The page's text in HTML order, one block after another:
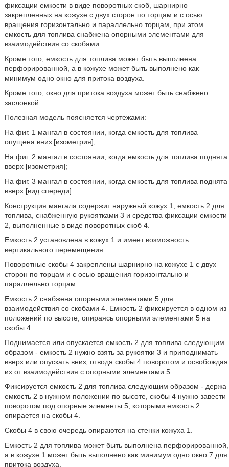
фиксации емкости в виде поворотных скоб, шарнирно
закрепленных на кожухе с двух сторон по торцам и с осью
вращения горизонтально и параллельно торцам, при этом
емкость для топлива снабжена опорными элементами для
взаимодействия со скобами.
Кроме того, емкость для топлива может быть выполнена
перфорированной, а в кожухе может быть выполнено как
минимум одно окно для притока воздуха.
Кроме того, окно для притока воздуха может быть снабжено
заслонкой.
Полезная модель поясняется чертежами:
На фиг. 1 мангал в состоянии, когда емкость для топлива
опущена вниз [изометрия];
На фиг. 2 мангал в состоянии, когда емкость для топлива поднята
вверх [изометрия];
На фиг. 3 мангал в состоянии, когда емкость для топлива поднята
вверх [вид спереди].
Конструкция мангала содержит наружный кожух 1, емкость 2 для
топлива, снабженную рукоятками 3 и средства фиксации емкости
2, выполненные в виде поворотных скоб 4.
Емкость 2 установлена в кожух 1 и имеет возможность
вертикального перемещения.
Поворотные скобы 4 закреплены шарнирно на кожухе 1 с двух
сторон по торцам и с осью вращения горизонтально и
параллельно торцам.
Емкость 2 снабжена опорными элементами 5 для
взаимодействия со скобами 4. Емкость 2 фиксируется в одном из
положений по высоте, опираясь опорными элементами 5 на
скобы 4.
Поднимается или опускается емкость 2 для топлива следующим
образом - емкость 2 нужно взять за рукоятки 3 и приподнимать
вверх или опускать вниз, отводя скобы 4 поворотом и освобождая
их от взаимодействия с опорными элементами 5.
Фиксируется емкость 2 для топлива следующим образом - держа
емкость 2 в нужном положении по высоте, скобы 4 нужно завести
поворотом под опорные элементы 5, которыми емкость 2
опирается на скобы 4.
Скобы 4 в свою очередь опираются на стенки кожуха 1.
Емкость 2 для топлива может быть выполнена перфорированной,
а в кожухе 1 может быть выполнено как минимум одно окно 7 для
притока воздуха.